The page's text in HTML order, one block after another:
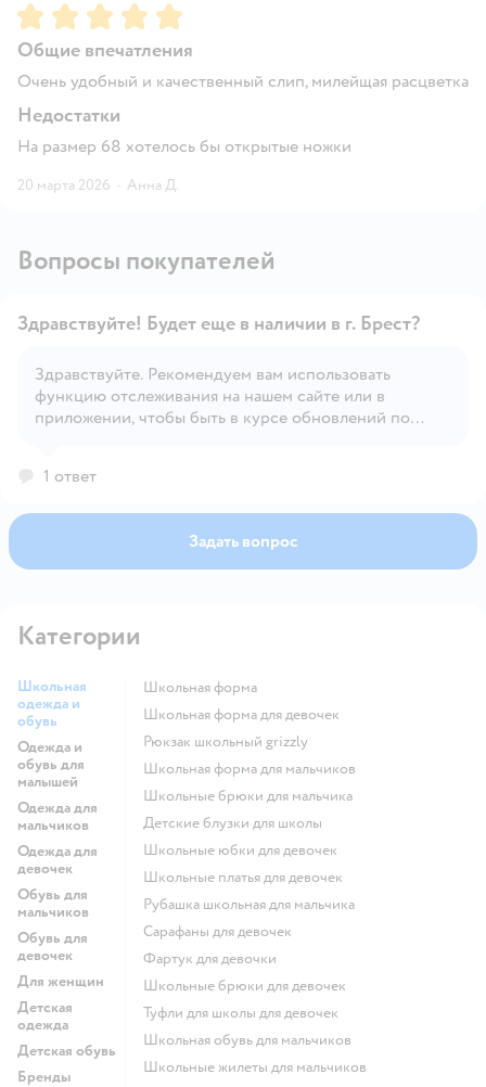
Рейтинг:5
Общие впечатления
Очень удобный и качественный слип, милейщая расцветка
Недостатки
На размер 68 хотелось бы открытые ножки
20 марта 2026 · Анна Д.
Вопросы покупателей
Открыть вопрос
Здравствуйте! Будет еще в наличии в г. Брест?
Здравствуйте. Рекомендуем вам использовать
функцию отслеживания на нашем сайте или в
приложении, чтобы быть в курсе обновлений по
1 ответ
Задать вопрос
Категории
Школьная
одежда и
обувь
Одежда и
обувь для
малышей
Одежда для
мальчиков
Одежда для
девочек
Обувь для
мальчиков
Обувь для
девочек
Для женщин
Детская
одежда
Детская обувь
Бренды
Школьная форма
Школьная форма для девочек
Рюкзак школьный grizzly
Школьная форма для мальчиков
Школьные брюки для мальчика
Детские блузки для школы
Школьные юбки для девочек
Школьные платья для девочек
Рубашка школьная для мальчика
Сарафаны для девочек
Фартук для девочки
Школьные брюки для девочек
Туфли для школы для девочек
Школьная обувь для мальчиков
Школьные жилеты для мальчиков